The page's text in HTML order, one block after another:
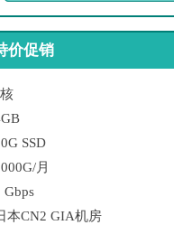
价促销
SSD
月
Gbps
本CN2 GIA机房